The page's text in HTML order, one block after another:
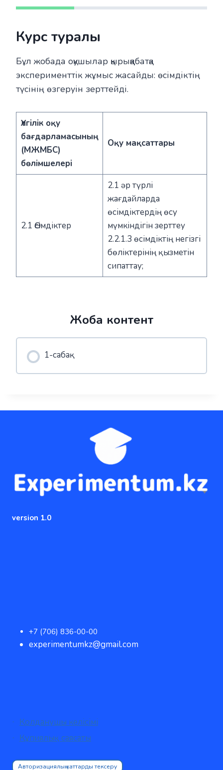
Курс туралы
Бұл жобада оқушылар қырыққабатқа
эксперименттік жұмыс жасайды: өсімдіктің
түсінің өзгеруін зерттейді.
Үлгілік оқу
бағдарламасының
(МЖМБС)
бөлімшелері
Оқу мақсаттары
2.1 Өсімдіктер
2.1 әр түрлі
жағдайларда
өсімдіктердің өсу
мүмкіндігін зерттеу
2.2.1.3 өсімдіктің негізгі
бөліктерінің қызметін
сипаттау;
Жоба контент
1-сабақ
version 1.0
+7 (706) 836-00-00
experimentumkz@gmail.com
Қолданушы келісімі
Құпиялық саясаты
Авторизациялық хаттарды тексеру